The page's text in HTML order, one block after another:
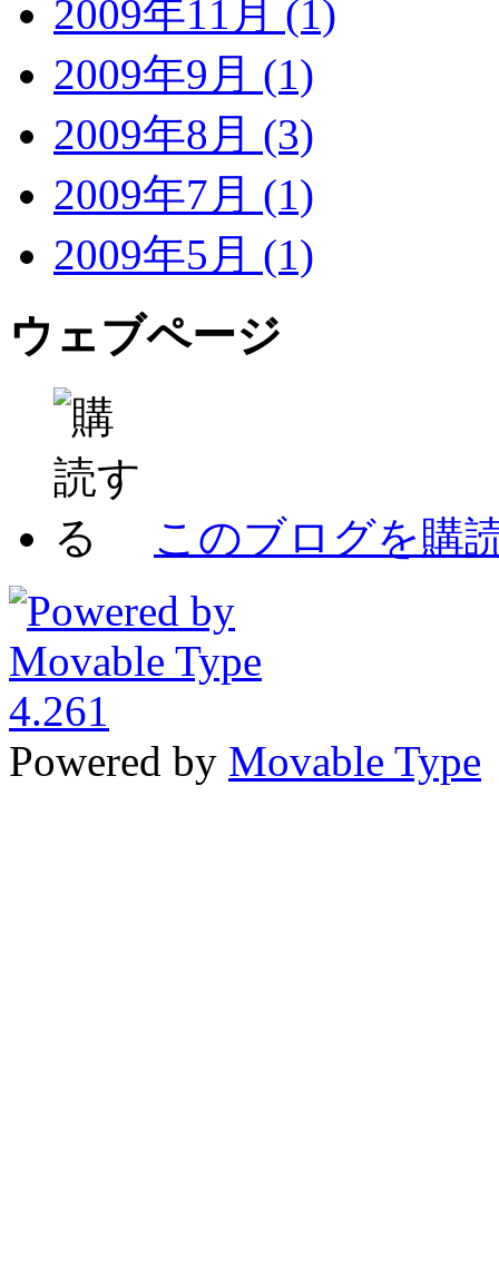
2009年11月 (1)
2009年9月 (1)
2009年8月 (3)
2009年7月 (1)
2009年5月 (1)
ウェブページ
このブログを購
Powered by Movable Type